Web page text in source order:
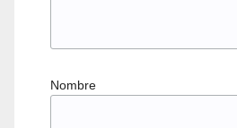
Nombre